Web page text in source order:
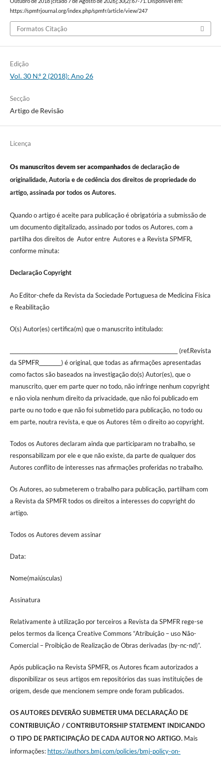
https://spmfrjournal.org/index.php/spmfr/article/view/247
Formatos Citação
Edição
Vol. 30 N.º 2 (2018): Ano 26
Secção
Artigo de Revisão
Licença
Os manuscritos devem ser acompanhadosde declaração de
originalidade, Autoria e de cedência dos direitos de propriedade do
artigo, assinada por todos os Autores.
Quando o artigo é aceite para publicação é obrigatória a submissão de
um documento digitalizado, assinado por todos os Autores, com a
partilha dos direitos de Autor entre Autores e a Revista SPMFR,
conforme minuta:
Declaração Copyright
Ao Editor-chefe da Revista da Sociedade Portuguesa de Medicina Física
e Reabilitação
O(s) Autor(es) certifica(m) que o manuscrito intitulado:
____________________________________________________________________ (ref.Revista
da SPMFR_________) é original, que todas as afirmações apresentadas
como factos são baseados na investigação do(s) Autor(es), que o
manuscrito, quer em parte quer no todo, não infringe nenhum copyright
e não viola nenhum direito da privacidade, que não foi publicado em
parte ou no todo e que não foi submetido para publicação, no todo ou
em parte, noutra revista, e que os Autores têm o direito ao copyright.
Todos os Autores declaram ainda que participaram no trabalho, se
responsabilizam por ele e que não existe, da parte de qualquer dos
Autores conflito de interesses nas afirmações proferidas no trabalho.
Os Autores, ao submeterem o trabalho para publicação, partilham com
a Revista da SPMFR todos os direitos a interesses do copyright do
artigo.
Todos os Autores devem assinar
Data:
Nome(maiúsculas)
Assinatura
Relativamente à utilização por terceiros a Revista da SPMFR rege-se
pelos termos da licença Creative Commons “Atribuição – uso Não-
Comercial – Proibição de Realização de Obras derivadas (by-nc-nd)”.
Após publicação na Revista SPMFR, os Autores ficam autorizados a
disponibilizar os seus artigos em repositórios das suas instituições de
origem, desde que mencionem sempre onde foram publicados.
OS AUTORES DEVERÃO SUBMETER UMA DECLARAÇÃO DE
CONTRIBUIÇÃO / CONTRIBUTORSHIP STATEMENT INDICANDO
O TIPO DE PARTICIPAÇÃO DE CADA AUTOR NO ARTIGO.Mais
informações: https://authors.bmj.com/policies/bmj-policy-on-